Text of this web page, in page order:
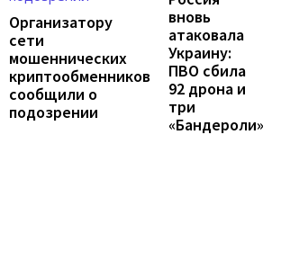
Организатору
сети
мошеннических
криптообменников
сообщили о
подозрении
вновь
атаковала
Украину:
ПВО сбила
92 дрона и
три
«Бандероли»